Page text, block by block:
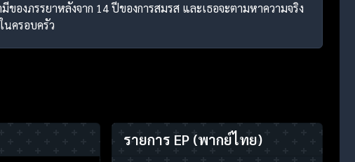
ของภรรยาหลังจาก 14 ปีของการสมรส และเธอจะตามหาความจริง
ครอบครัว
รายการ EP (พากย์ไทย)